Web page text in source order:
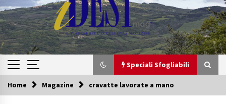
Speciali Sfogliabili
Speciali Sfogliabili
Home Magazine cravatte lavorate a mano